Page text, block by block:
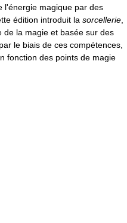
l'énergie magique par des
édition introduit la sorcellerie
de la magie et basée sur des
le biais de ces compétences,
fonction des points de magie